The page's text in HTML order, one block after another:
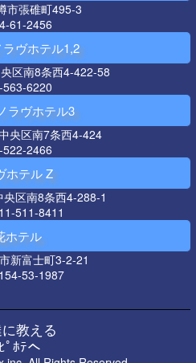
市張碓町495-3
61-2456
ラヴホテル1,2
区南8条西4-422-58
6220
ラヴホテル3
央区南7条西4-424
2466
ホテル Z
区南8条西4-288-1
511-8411
ホテル
新富士町3-2-21
53-1987
教える
ﾟﾎﾃへ